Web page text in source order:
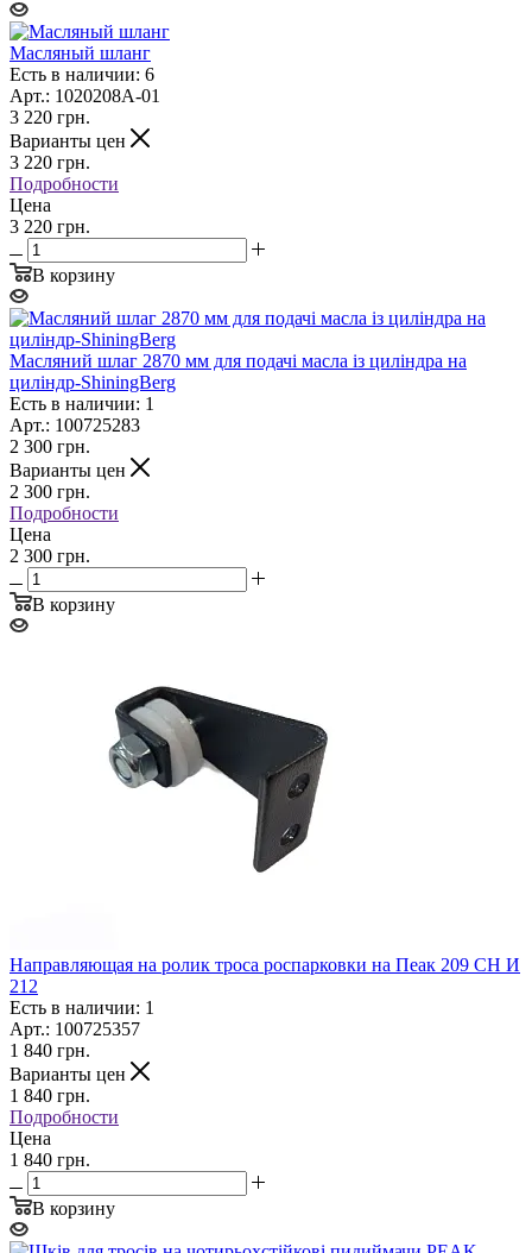
Масляный шланг
Есть в наличии: 6
Арт.: 1020208A-01
3 220 грн.
Варианты цен
3 220 грн.
Подробности
Цена
3 220 грн.
В корзину
Масляний шлаг 2870 мм для подачі масла із циліндра на
циліндр-ShiningBerg
Есть в наличии: 1
Арт.: 100725283
2 300 грн.
Варианты цен
2 300 грн.
Подробности
Цена
2 300 грн.
В корзину
Направляющая на ролик троса роспарковки на Пеак 209 СН И
212
Есть в наличии: 1
Арт.: 100725357
1 840 грн.
Варианты цен
1 840 грн.
Подробности
Цена
1 840 грн.
В корзину